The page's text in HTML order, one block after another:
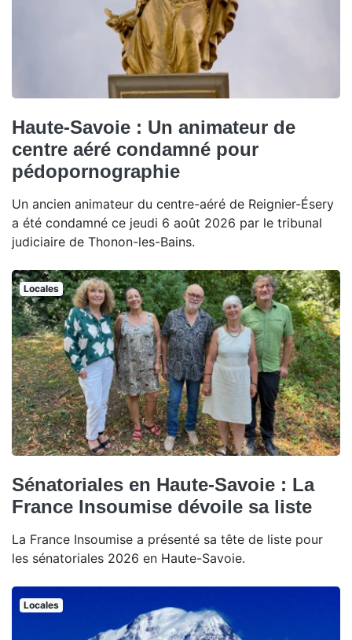
Haute-Savoie : Un animateur de
centre aéré condamné pour
pédopornographie
Un ancien animateur du centre-aéré de Reignier-Ésery
a été condamné ce jeudi 6 août 2026 par le tribunal
judiciaire de Thonon-les-Bains.
Locales
Sénatoriales en Haute-Savoie : La
France Insoumise dévoile sa liste
La France Insoumise a présenté sa tête de liste pour
les sénatoriales 2026 en Haute-Savoie.
Locales